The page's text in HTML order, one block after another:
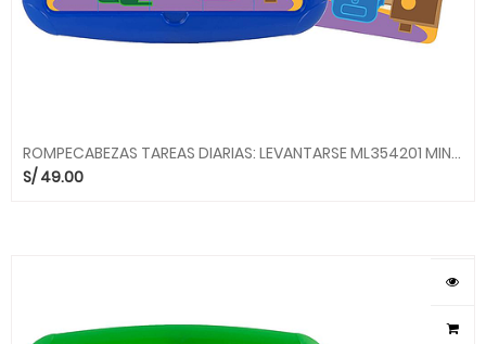
ROMPECABEZAS TAREAS DIARIAS: LEVANTARSE ML354201 MINILAND
S/ 49.00